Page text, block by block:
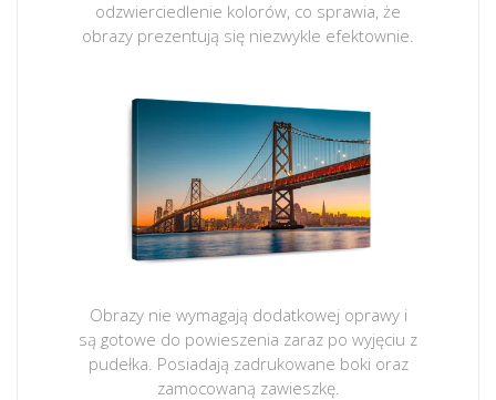
odzwierciedlenie kolorów, co sprawia, że
obrazy prezentują się niezwykle efektownie.
Obrazy nie wymagają dodatkowej oprawy i
są gotowe do powieszenia zaraz po wyjęciu z
pudełka. Posiadają zadrukowane boki oraz
zamocowaną zawieszkę.